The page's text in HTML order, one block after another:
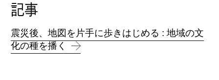
記事
震災後、地図を片手に歩きはじめる : 地域の文
化の種を播く